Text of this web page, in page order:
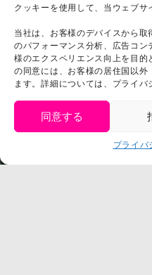
クッキーを使用して、当ウェブサ
当社は、お客様のデバイスから取
のパフォーマンス分析、広告コ
様のエクスペリエンス向上を目的
の同意には、お客様の居住国以
ます。詳細については、プライバ
同意する
プライバ
お問い合わせ
利用規約
プライバシーポリシー
プレスリリース